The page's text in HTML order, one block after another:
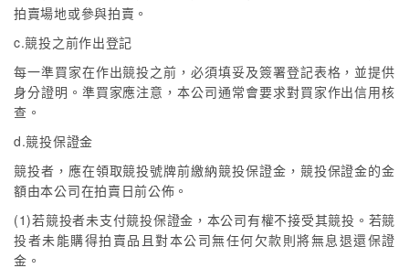
拍賣場地或參與拍賣。
c.競投之前作出登記
每一準買家在作出競投之前，必須填妥及簽署登記表格，並提供
身分證明。準買家應注意，本公司通常會要求對買家作出信用核
查。
d.競投保證金
競投者，應在領取競投號牌前繳納競投保證金，競投保證金的金
額由本公司在拍賣日前公佈。
(1)若競投者未支付競投保證金，本公司有權不接受其競投。若競
投者未能購得拍賣品且對本公司無任何欠款則將無息退還保證
金。